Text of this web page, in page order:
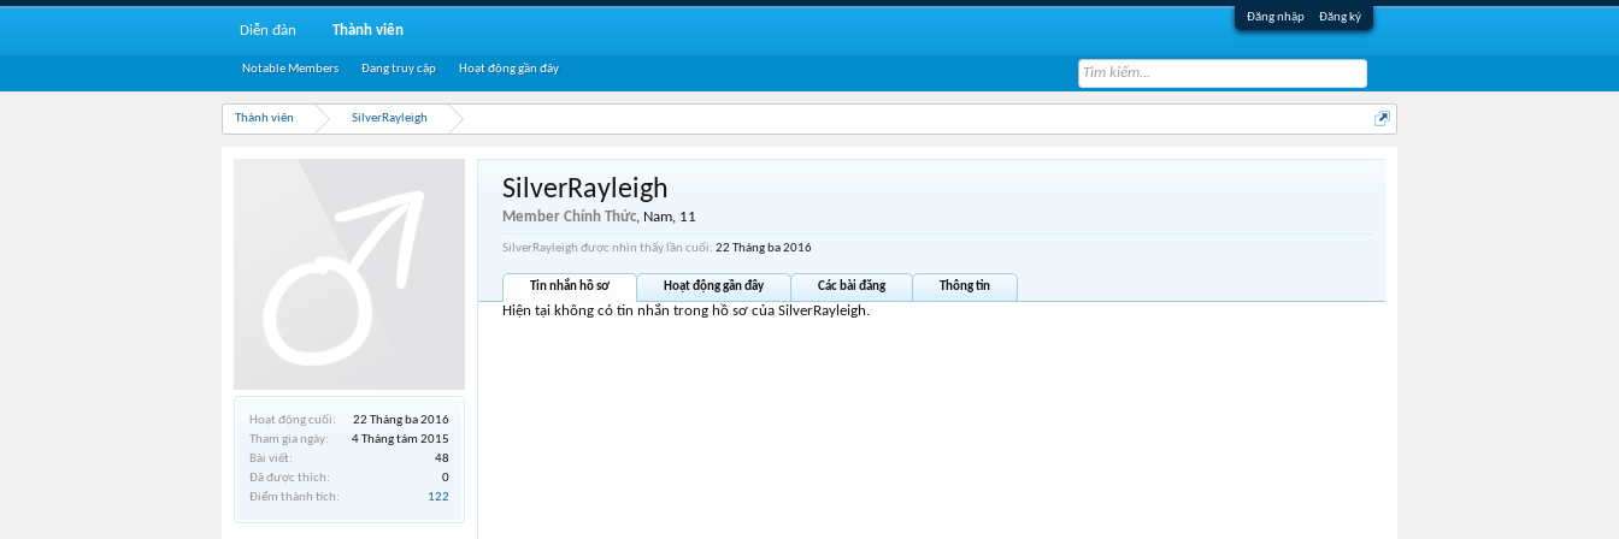
Đăng nhập Đăng ký
Thành viên SilverRayleigh
Hoạt động cuối:
22 Tháng ba 2016
Tham gia ngày:
4 Tháng tám 2015
Bài viết:
48
Đã được thích:
0
Điểm thành tích:
122
SilverRayleigh
Member Chính Thức, Nam, 11
SilverRayleigh được nhìn thấy lần cuối: 22 Tháng ba 2016
Tin nhắn hồ sơ Hoạt động gần đây Các bài đăng Thông tin
Hiện tại không có tin nhắn trong hồ sơ của SilverRayleigh.
Diễn đàn Thành viên
Notable Members Đang truy cập Hoạt động gần đây